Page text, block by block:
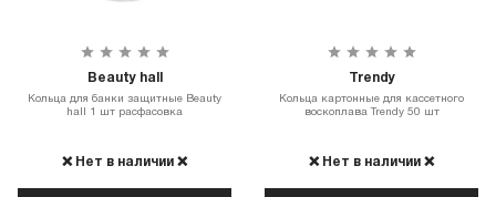
Beauty hall
Кольца для банки защитные Beauty
hall 1 шт расфасовка
❌ Нет в наличии ❌
Trendy
Кольца картонные для кассетного
воскоплава Trendy 50 шт
❌ Нет в наличии ❌